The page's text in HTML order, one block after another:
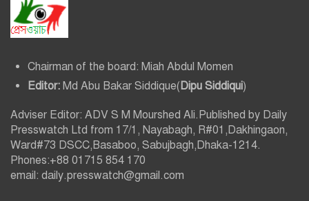
Chairman of the board: Miah Abdul Momen
Editor: Md Abu Bakar Siddique(Dipu Siddiqui)
Adviser Editor: ADV S M Mourshed Ali.Published by Daily
Presswatch Ltd from 17/1, Nayabagh, R#01,Dakhingaon,
Ward#73 DSCC,Basaboo, Sabujbagh,Dhaka-1214.
Phones:+88 01715 854 170
email: daily.presswatch@gmail.com